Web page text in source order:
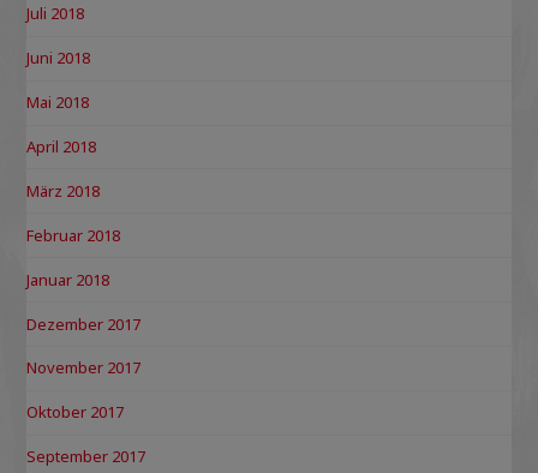
Juli 2018
Juni 2018
Mai 2018
April 2018
März 2018
Februar 2018
Januar 2018
Dezember 2017
November 2017
Oktober 2017
September 2017